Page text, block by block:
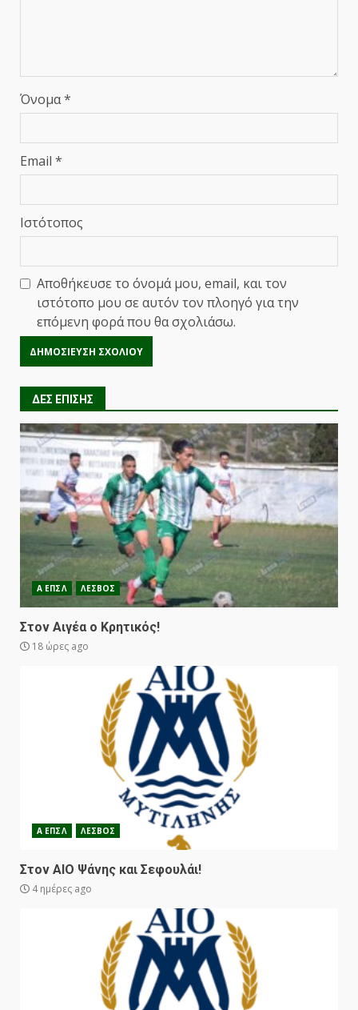
Όνομα*
Email *
Ιστότοπος
Αποθήκευσε το όνομά μου, email, και τον
ιστότοπο μου σε αυτόν τον πλοηγό για την
επόμενη φορά που θα σχολιάσω.
ΔΕΣ ΕΠΙΣΗΣ
Α ΕΠΣΛ ΛΕΣΒΟΣ
Στον Αιγέα ο Κρητικός!
18 ώρες ago
Α ΕΠΣΛ ΛΕΣΒΟΣ
Στον ΑΙΟ Ψάνης και Σεφουλάι!
4 ημέρες ago